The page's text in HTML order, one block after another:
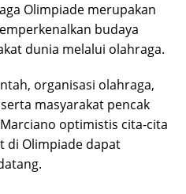
Olimpiade merupakan
budaya
dunia melalui olahraga.
organisasi olahraga,
masyarakat pencak
optimistis cita-cita
di Olimpiade dapat